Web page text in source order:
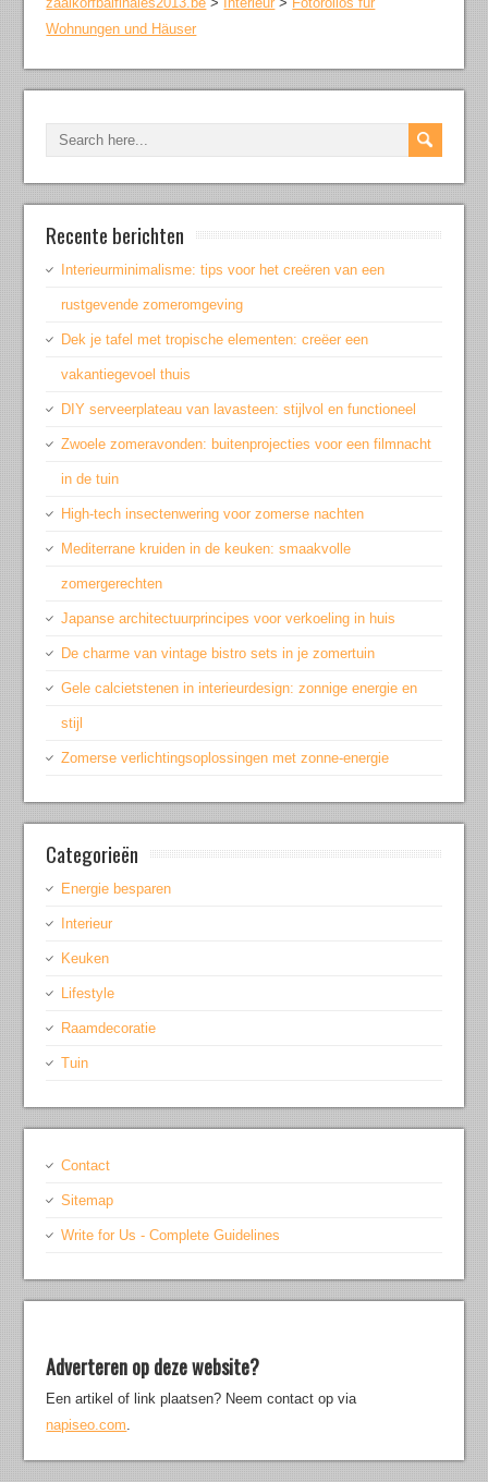
Wohnungen und Häuser
Recente berichten
Interieurminimalisme: tips voor het creëren van een
rustgevende zomeromgeving
Dek je tafel met tropische elementen: creëer een
vakantiegevoel thuis
DIY serveerplateau van lavasteen: stijlvol en functioneel
Zwoele zomeravonden: buitenprojecties voor een filmnacht
in de tuin
High-tech insectenwering voor zomerse nachten
Mediterrane kruiden in de keuken: smaakvolle
zomergerechten
Japanse architectuurprincipes voor verkoeling in huis
De charme van vintage bistro sets in je zomertuin
Gele calcietstenen in interieurdesign: zonnige energie en
stijl
Zomerse verlichtingsoplossingen met zonne-energie
Categorieën
Energie besparen
Interieur
Keuken
Lifestyle
Raamdecoratie
Tuin
Contact
Sitemap
Write for Us - Complete Guidelines
Adverteren op deze website?
Een artikel of link plaatsen? Neem contact op via
napiseo.com